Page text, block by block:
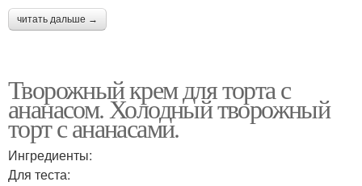
читать дальше →
Творожный крем для торта с
ананасом. Холодный творожный
торт с ананасами.
Ингредиенты:
Для теста: